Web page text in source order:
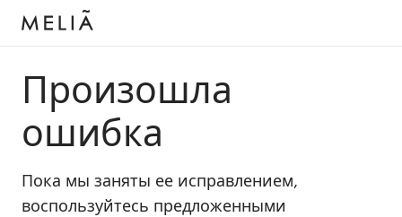
Произошла
ошибка
Пока мы заняты ее исправлением,
воспользуйтесь предложенными